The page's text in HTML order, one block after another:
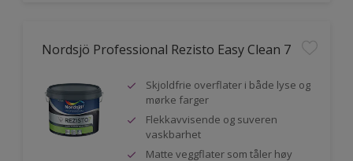
Nordsjö Professional Rezisto Easy Clean 7
Skjoldfrie overflater i både lyse og
mørke farger
Flekkavvisende og suveren
vaskbarhet
Matte veggflater som tåler høy